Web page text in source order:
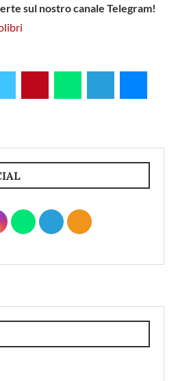
sul nostro canale Telegram!